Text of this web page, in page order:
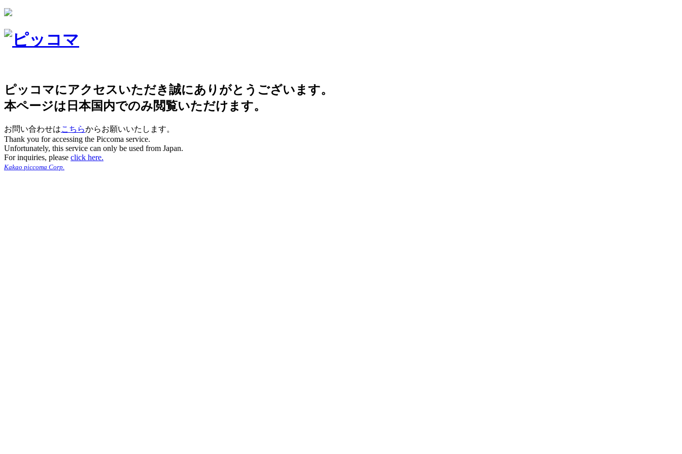
ピッコマにアクセスいただき誠にありがとうございます。
本ページは日本国内でのみ閲覧いただけます。
お問い合わせはこちらからお願いいたします。
Thank you for accessing the Piccoma service.
Unfortunately, this service can only be used from Japan.
For inquiries, please click here.
Kakao piccoma Corp.